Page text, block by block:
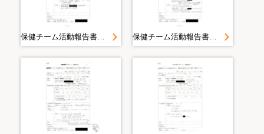
保健チーム活動報告書 山田町（大沢・織笠）豊間根避難所活動報告書 大沢地区＜平成２３年５月２５日１７時００分山田町大沢＞ 保健チーム活動報告書 山田町（大沢・織笠）豊間根避難所活動報告書 大沢地区＜平成２３年５月２４日２０時００分山田町大沢＞